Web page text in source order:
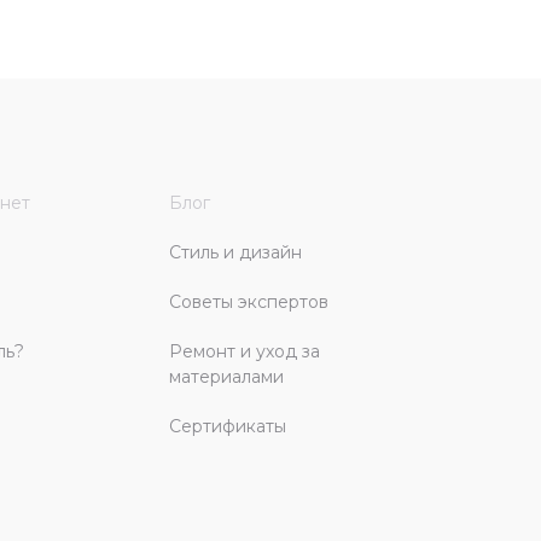
Блог
Стиль и дизайн
Советы экспертов
Ремонт и уход за
материалами
Сертификаты